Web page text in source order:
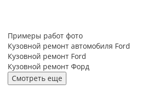
Примеры работ фото
Кузовной ремонт автомобиля Ford
Кузовной ремонт Ford
Кузовной ремонт Форд
Смотреть еще